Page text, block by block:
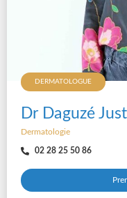
DERMATOLOGUE
Dr Daguzé
Dermatologie
02 28 25 50 86